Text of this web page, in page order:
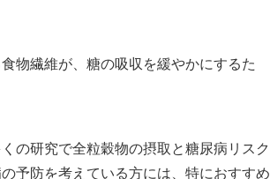
物繊維が、糖の吸収を緩やかにするた
の研究で全粒穀物の摂取と糖尿病リスク
予防を考えている方には、特におすすめ